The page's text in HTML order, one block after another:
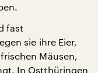
fast
sie ihre Eier,
Mäusen,
In Ostthüringen